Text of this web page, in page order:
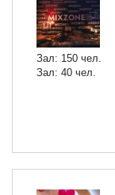
Зал: 150 чел.
Зал: 40 чел.